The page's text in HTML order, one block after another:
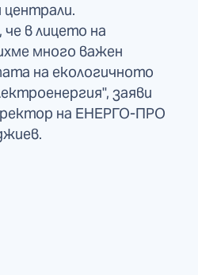
централи.
в лицето на
много важен
на екологичното
заяви
на ЕНЕРГО-ПРО